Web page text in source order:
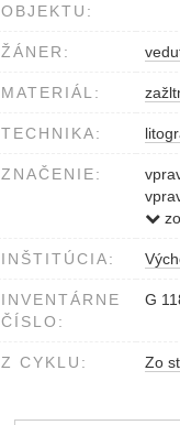
OBJEKTU:
ŽÁNER:
MATERIÁL:
TECHNIKA:
ZNAČENIE:
INŠTITÚCIA:
INVENTÁRNE
ČÍSLO:
G
Z CYKLU: Zo